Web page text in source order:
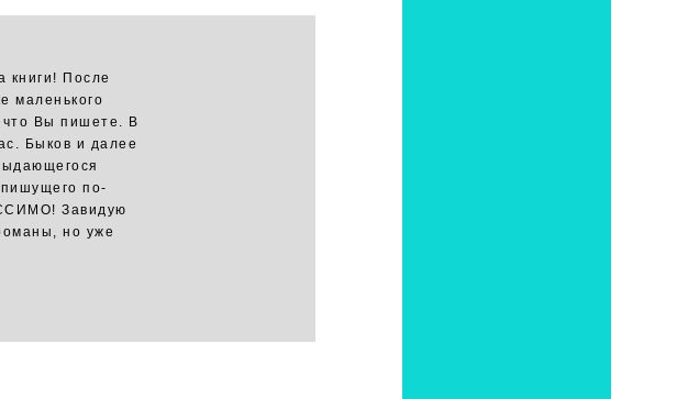
книги! После
маленького
что Вы пишете. В
Быков и далее
по-
Завидую
но уже